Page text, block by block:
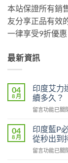
本站保證所有銷
友分享正品有效
一律享受9折優
最新資訊
04
8 月
印度艾力
續多久？
在
度
艾
力
達
留言功能已關
04
8 月
印度藍P
從秒出到
在
留言功能已關